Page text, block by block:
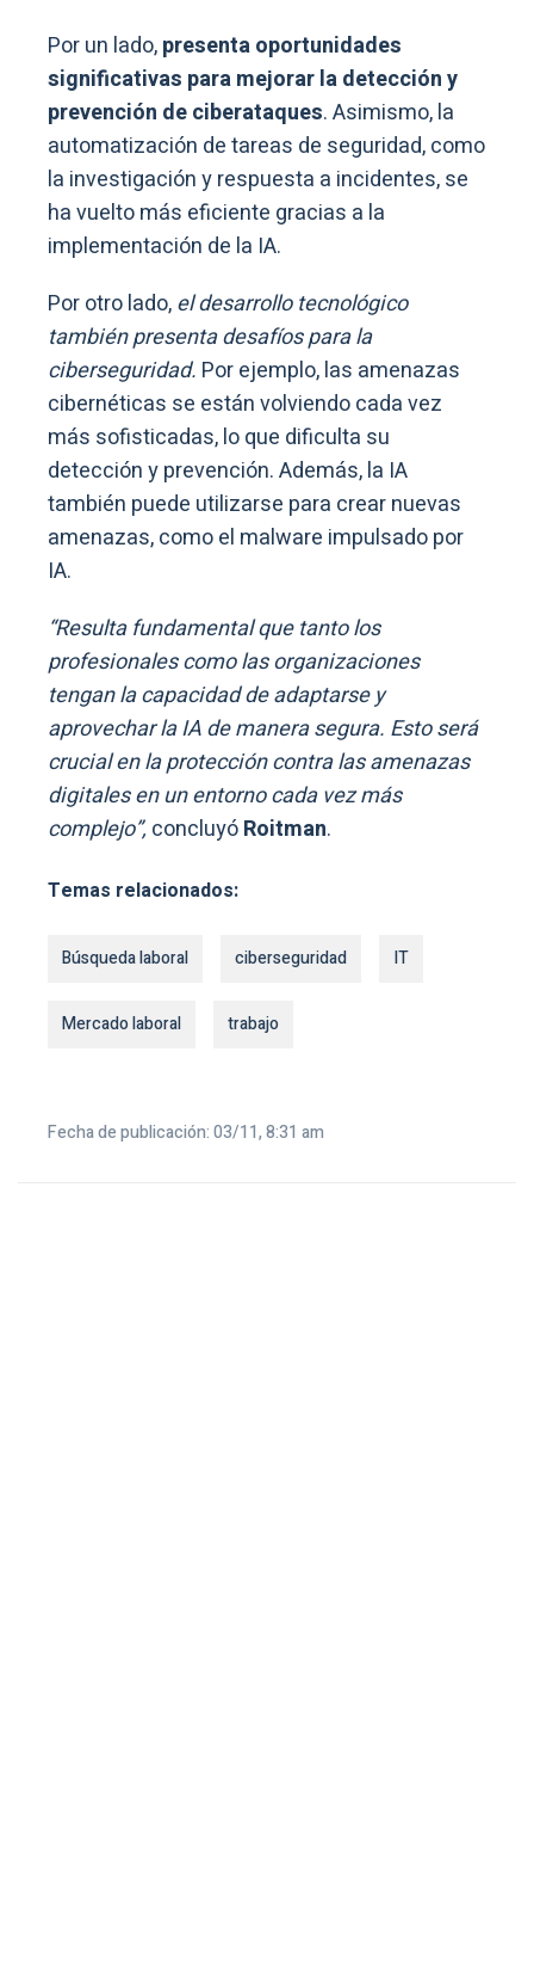
Por un lado,presenta oportunidades
significativas para mejorar la detección y
prevención de ciberataques. Asimismo, la
automatización de tareas de seguridad, como
la investigación y respuesta a incidentes, se
ha vuelto más eficiente gracias a la
implementación de la IA.
Por otro lado,el desarrollo tecnológico
también presenta desafíos para la
ciberseguridad. Por ejemplo, las amenazas
cibernéticas se están volviendo cada vez
más sofisticadas, lo que dificulta su
detección y prevención. Además, la IA
también puede utilizarse para crear nuevas
amenazas, como el malware impulsado por
IA.
“Resulta fundamental que tanto los
profesionales como las organizaciones
tengan la capacidad de adaptarse y
aprovechar la IA de manera segura. Esto será
crucial en la protección contra las amenazas
digitales en un entorno cada vez más
complejo”, concluyóRoitman.
Temas relacionados:
Búsqueda laboral ciberseguridad IT
Mercado laboral trabajo
Fecha de publicación: 03/11, 8:31 am